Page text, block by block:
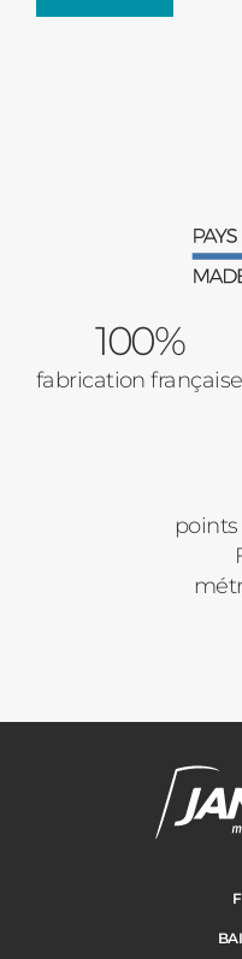
Verrière
Baies
Volets
Pavillon
Adresse des travaux
Code Postal des travaux
100%
fabrication française